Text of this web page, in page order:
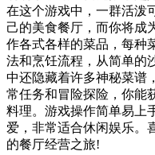
在这个游戏中，一群活泼
己的美食餐厅，而你将成
作各式各样的菜品，每种
法和烹饪流程，从简单的
中还隐藏着许多神秘菜谱
常任务和冒险探险，你能
料理。游戏操作简单易上
爱，非常适合休闲娱乐。
的餐厅经营之旅!